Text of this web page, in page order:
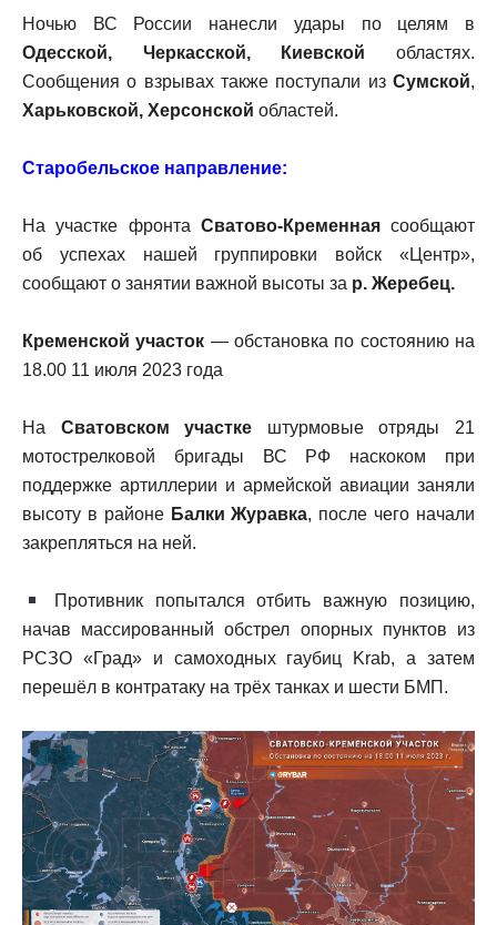
Ночью ВС России нанесли удары по целям в
Одесской, Черкасской, Киевской областях.
Сообщения о взрывах также поступали из Сумской,
Харьковской, Херсонской областей.
Старобельское направление:
На участке фронта Сватово-Кременнаясообщают
об успехах нашей группировки войск «Центр»,
сообщают о занятии важной высоты за р. Жеребец.
Кременской участок — обстановка по состоянию на
18.00 11 июля 2023 года
На Сватовском участке штурмовые отряды 21
мотострелковой бригады ВС РФ наскоком при
поддержке артиллерии и армейской авиации заняли
высоту в районе Балки Журавка, после чего начали
закрепляться на ней.
Противник попытался отбить важную позицию,
начав массированный обстрел опорных пунктов из
РСЗО «Град» и самоходных гаубиц Krab, а затем
перешёл в контратаку на трёх танках и шести БМП.